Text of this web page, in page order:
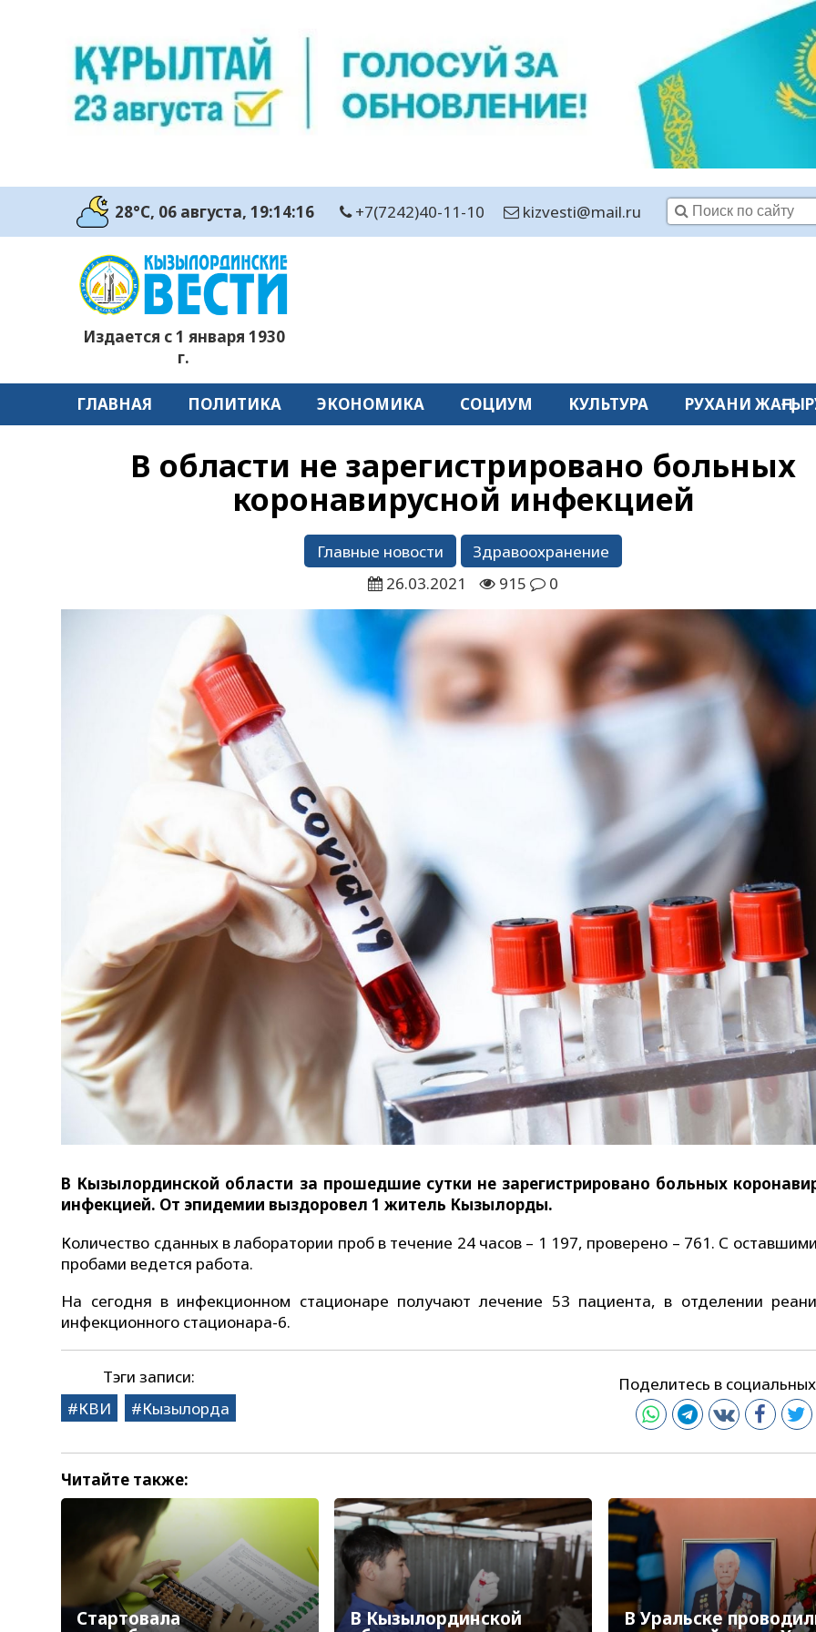
28°C, 06 августа, 19:14:16 +7(7242)40-11-10 kizvesti@mail.ru
Издается с 1 января 1930
г.
ГЛАВНАЯ ПОЛИТИКА ЭКОНОМИКА СОЦИУМ КУЛЬТУРА РУХАНИ
В области не зарегистрировано больных
коронавирусной инфекцией
Главные новости
Здравоохранение
26.03.2021
915 0
В Кызылординской области за прошедшие сутки не зарегистрировано больных
инфекцией. От эпидемии выздоровел 1 житель Кызылорды.
Количество сданных в лаборатории проб в течение 24 часов – 1 197, проверено – 761. С
пробами ведется работа.
На сегодня в инфекционном стационаре получают лечение 53 пациента, в отделении
инфекционного стационара-6.
Тэги записи:
КВИ
Кызылорда
Поделитесь в
Читайте также:
Стартовала
В Кызылординской
В Уральске